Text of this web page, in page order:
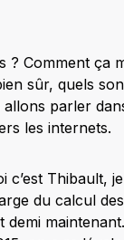
? Comment ça
sûr, quels
parler
les internets.
c’est Thibault,
du calcul